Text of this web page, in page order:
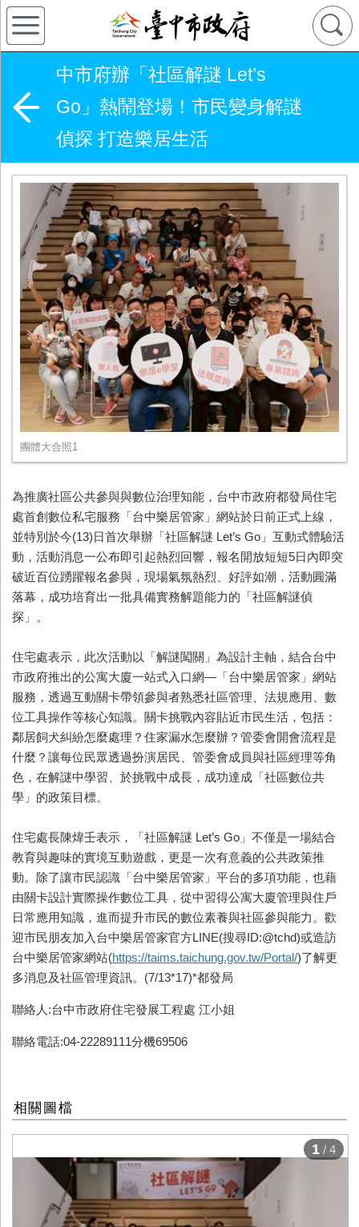
中市府辦「社區解謎 Let’s
Go」熱鬧登場！市民變身解謎
偵探 打造樂居生活
團體大合照1
為推廣社區公共參與與數位治理知能，台中市政府都發局住宅
處首創數位私宅服務「台中樂居管家」網站於日前正式上線，
並特別於今(13)日首次舉辦「社區解謎 Let’s Go」互動式體驗活
動，活動消息一公布即引起熱烈回響，報名開放短短5日內即突
破近百位踴躍報名參與，現場氣氛熱烈、好評如潮，活動圓滿
落幕，成功培育出一批具備實務解題能力的「社區解謎偵
探」。
住宅處表示，此次活動以「解謎闖關」為設計主軸，結合台中
市政府推出的公寓大廈一站式入口網—「台中樂居管家」網站
服務，透過互動關卡帶領參與者熟悉社區管理、法規應用、數
位工具操作等核心知識。關卡挑戰內容貼近市民生活，包括：
鄰居飼犬糾紛怎麼處理？住家漏水怎麼辦？管委會開會流程是
什麼？讓每位民眾透過扮演居民、管委會成員與社區經理等角
色，在解謎中學習、於挑戰中成長，成功達成「社區數位共
學」的政策目標。
住宅處長陳煒壬表示，「社區解謎 Let’s Go」不僅是一場結合
教育與趣味的實境互動遊戲，更是一次有意義的公共政策推
動。除了讓市民認識「台中樂居管家」平台的多項功能，也藉
由關卡設計實際操作數位工具，從中習得公寓大廈管理與住戶
日常應用知識，進而提升市民的數位素養與社區參與能力。歡
迎市民朋友加入台中樂居管家官方LINE(搜尋ID:@tchd)或造訪
台中樂居管家網站(https://taims.taichung.gov.tw/Portal/)了解更
多消息及社區管理資訊。(7/13*17)*都發局
聯絡人:台中市政府住宅發展工程處 江小姐
聯絡電話:04-22289111分機69506
相關圖檔
1 / 4